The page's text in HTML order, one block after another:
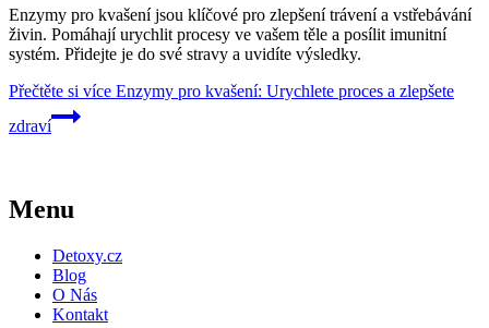
Enzymy pro kvašení jsou klíčové pro zlepšení trávení a vstřebávání
živin. Pomáhají urychlit procesy ve vašem těle a posílit imunitní
systém. Přidejte je do své stravy a uvidíte výsledky.
Přečtěte si více Enzymy pro kvašení: Urychlete proces a zlepšete
zdraví
Menu
Detoxy.cz
Blog
O Nás
Kontakt